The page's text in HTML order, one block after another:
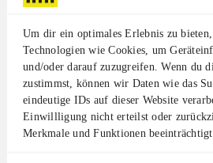
Um dir ein optimales Erlebnis zu
Technologien wie Cookies, um
und/oder darauf zuzugreifen. Wenn du
zustimmst, können wir Daten wie das
eindeutige IDs auf dieser Website
Einwillligung nicht erteilst oder
Merkmale und Funktionen
Empfehlen Sie
Empfehlen Sie uns in
Netzwerk weiter: Zum